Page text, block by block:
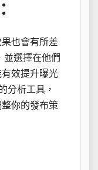
也會有所差
並選擇在他們
效提升曝光
分析工具，
你的發布策